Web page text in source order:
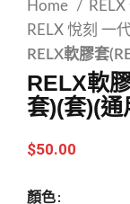
Home
RELX 悅刻 一
RELX軟膠套
RELX軟
套)(套)(通
$50.00
顏色